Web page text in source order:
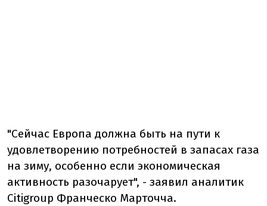
"Сейчас Европа должна быть на пути к
удовлетворению потребностей в запасах газа
на зиму, особенно если экономическая
активность разочарует", - заявил аналитик
Citigroup Франческо Марточча.